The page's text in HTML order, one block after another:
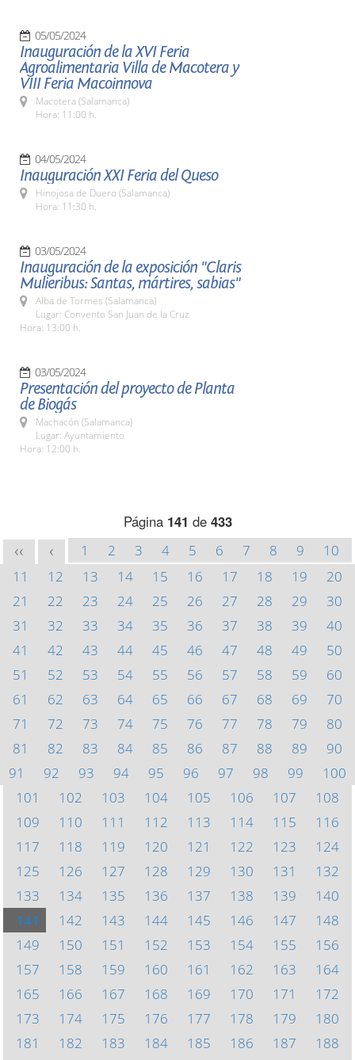
05/05/2024
Inauguración de la XVI Feria
Agroalimentaria Villa de Macotera y
VIII Feria Macoinnova
Macotera (Salamanca)
Hora: 11:00 h.
04/05/2024
Inauguración XXI Feria del Queso
Hinojosa de Duero (Salamanca)
Hora: 11:30 h.
03/05/2024
Inauguración de la exposición "Claris
Mulieribus: Santas, mártires, sabias"
Alba de Tormes (Salamanca)
Lugar: Convento San Juan de la Cruz
Hora: 13:00 h.
03/05/2024
Presentación del proyecto de Planta
de Biogás
Machacón (Salamanca)
Lugar: Ayuntamiento
Hora: 12:00 h.
Página 141 de 433
<< < 1 2 3 4 5 6 7 8 9
10
11
12 13 14 15 16 17 18 19
20
21
22 23 24 25 26 27 28 29
30
31
32 33 34 35 36 37 38 39
40
41
42 43 44 45 46 47 48 49
50
51
52 53 54 55 56 57 58 59
60
61
62 63 64 65 66 67 68 69
70
71
72 73 74 75 76 77 78 79
80
81
82 83 84 85 86 87 88 89
90
91
92 93 94 95 96 97 98 99
100
101
102 103 104 105 106 107
108
109
110 111 112 113 114 115
116
117
118 119 120 121 122 123
124
125
126 127 128 129 130 131
132
133
134 135 136 137 138 139
140
141
142 143 144 145 146 147
148
149
150 151 152 153 154 155
156
157
158 159 160 161 162 163
164
165
166 167 168 169 170 171
172
173
174 175 176 177 178 179
180
181
182 183 184 185 186 187
188